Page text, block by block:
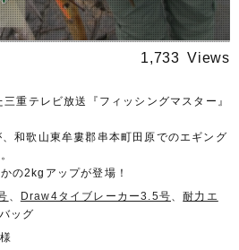
1,733
重テレビ放送『フィッシングマスター』
和歌山東牟婁郡串本町田原でのエギング
の2kgアップが登場！
Draw4タイブレーカー3.5号 、耐力エ
ッグ